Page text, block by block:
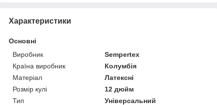
Характеристики
Основні
Виробник
Sempertex
Країна виробник
Колумбія
Матеріал
Латексні
Розмір кулі
12 дюйм
Тип
Універсальний